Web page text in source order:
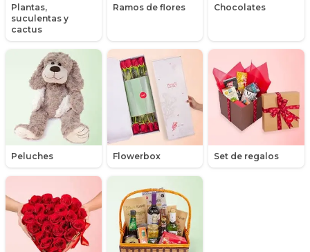
Plantas,
suculentas y
cactus
Ramos de flores Chocolates
Peluches Flowerbox Set de regalos
Maules
Mensajes
Minirosas
Nacimiento de niños
Nacimientos
Nacimientos de niñas
Packs de productos